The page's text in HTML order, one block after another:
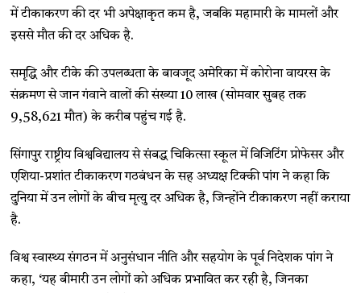
में टीकाकरण की दर भी अपेक्षाकृत कम है, जबकि महामारी के मामलों और
इससे मौत की दर अधिक है.
समृद्धि और टीके की उपलब्धता के बावजूद अमेरिका में कोरोना वायरस के
संक्रमण से जान गंवाने वालों की संख्या 10 लाख (सोमवार सुबह तक
9,58,621 मौत) के करीब पहुंच गई है.
सिंगापुर राष्ट्रीय विश्वविद्यालय से संबद्ध चिकित्सा स्कूल में विजिटिंग प्रोफेसर और
एशिया-प्रशांत टीकाकरण गठबंधन के सह अध्यक्ष टिक्की पांग ने कहा कि
दुनिया में उन लोगों के बीच मृत्यु दर अधिक है, जिन्होंने टीकाकरण नहीं कराया
है.
विश्व स्वास्थ्य संगठन में अनुसंधान नीति और सहयोग के पूर्व निदेशक पांग ने
कहा, ‘यह बीमारी उन लोगों को अधिक प्रभावित कर रही है, जिनका